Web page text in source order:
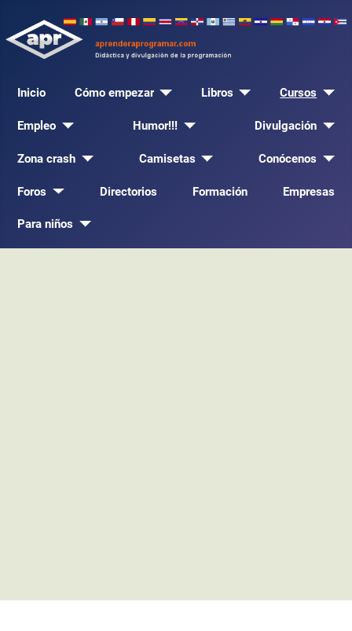
Inicio Cómo empezar Libros Cursos
Empleo Humor!!! Divulgación
Zona crash Camisetas Conócenos
Foros Directorios Formación Empresas
Para niños